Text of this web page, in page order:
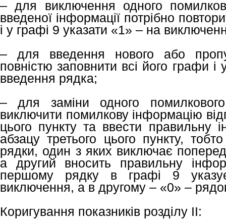
– для виключення одного
введеної інформації потрібно
і у графі 9 указати «1» – на
– для введення нового або
повністю заповнити всі його графи
введення рядка;
– для заміни одного
виключити помилкову інформацію
цього пункту та ввести правильну
абзацу третього цього пункту,
рядки, один з яких виключає
а другий вносить правильну
першому рядку в графі 9
виключення, а в другому – «0» –
Коригування показників розділу II: